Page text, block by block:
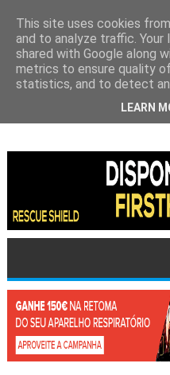
This site uses cookies
and to analyze traffic. Your
shared with Google along
metrics to ensure quality
statistics, and to detect
LEARN